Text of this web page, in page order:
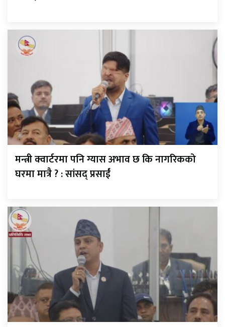
मन्त्री क्वार्टरमा पनि ग्यास अभाव छ कि नागरिकको
घरमा मात्रै ? : सांसद् प्रसाईं